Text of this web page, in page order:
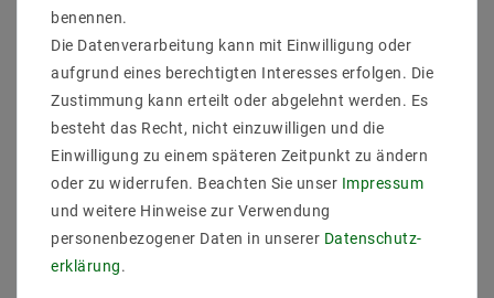
benennen.
Die Datenverarbeitung kann mit Einwilligung oder
aufgrund eines berechtigten Interesses erfolgen. Die
Zustimmung kann erteilt oder abgelehnt werden. Es
besteht das Recht, nicht einzuwilligen und die
Einwilligung zu einem späteren Zeitpunkt zu ändern
oder zu widerrufen. Beachten Sie unser Impressum
und weitere Hinweise zur Verwendung
personenbezogener Daten in unserer Daten­schutz­
erklärung.